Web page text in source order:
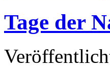
Tage der